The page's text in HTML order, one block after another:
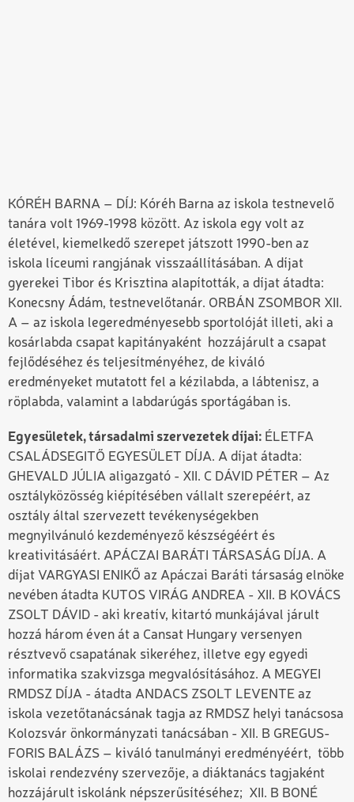
KÓRÉH BARNA – DÍJ: Kóréh Barna az iskola testnevelő
tanára volt 1969-1998 között. Az iskola egy volt az
életével, kiemelkedő szerepet játszott 1990-ben az
iskola líceumi rangjának visszaállításában. A díjat
gyerekei Tibor és Krisztina alapították, a díjat átadta:
Konecsny Ádám, testnevelőtanár. ORBÁN ZSOMBOR XII.
A – az iskola legeredményesebb sportolóját illeti, aki a
kosárlabda csapat kapitányaként hozzájárult a csapat
fejlődéséhez és teljesítményéhez, de kiváló
eredményeket mutatott fel a kézilabda, a lábtenisz, a
röplabda, valamint a labdarúgás sportágában is.
Egyesületek, társadalmi szervezetek díjai: ÉLETFA
CSALÁDSEGITŐ EGYESÜLET DÍJA. A díjat átadta:
GHEVALD JÚLIA aligazgató - XII. C DÁVID PÉTER – Az
osztályközösség kiépítésében vállalt szerepéért, az
osztály által szervezett tevékenységekben
megnyilvánuló kezdeményező készségéért és
kreativitásáért. APÁCZAI BARÁTI TÁRSASÁG DÍJA. A
díjat VARGYASI ENIKŐ az Apáczai Baráti társaság elnöke
nevében átadta KUTOS VIRÁG ANDREA - XII. B KOVÁCS
ZSOLT DÁVID - aki kreatív, kitartó munkájával járult
hozzá három éven át a Cansat Hungary versenyen
résztvevő csapatának sikeréhez, illetve egy egyedi
informatika szakvizsga megvalósításához. A MEGYEI
RMDSZ DÍJA - átadta ANDACS ZSOLT LEVENTE az
iskola vezetőtanácsának tagja az RMDSZ helyi tanácsosa
Kolozsvár önkormányzati tanácsában - XII. B GREGUS-
FORIS BALÁZS – kiváló tanulmányi eredményéért, több
iskolai rendezvény szervezője, a diáktanács tagjaként
hozzájárult iskolánk népszerűsítéséhez; XII. B BONÉ